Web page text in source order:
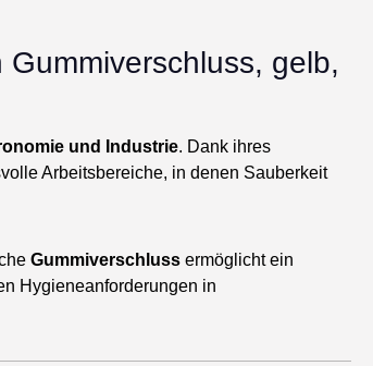
gelb,
und Industrie. Dank ihres
Arbeitsbereiche, in denen Sauberkeit
Gummiverschluss ermöglicht ein
Hygieneanforderungen in